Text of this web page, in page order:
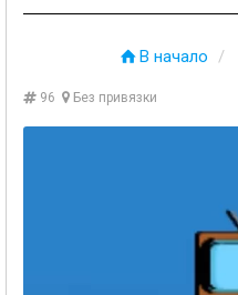
В начало
96 Без привязки